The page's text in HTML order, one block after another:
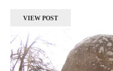
VIEW POST